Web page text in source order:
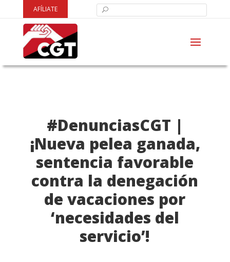
AFÍLIATE
#DenunciasCGT |
¡Nueva pelea ganada,
sentencia favorable
contra la denegación
de vacaciones por
‘necesidades del
servicio’!